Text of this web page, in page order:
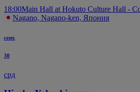
18:00Main Hall at Hokuto Culture Hall -
Nagano, Nagano-ken, Япония
сент.
30
срд